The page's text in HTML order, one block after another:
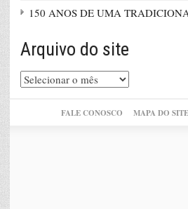
150 ANOS DE UMA
Arquivo do site
Arquivo
do
FALE CONOSCO MAPA DO SITE